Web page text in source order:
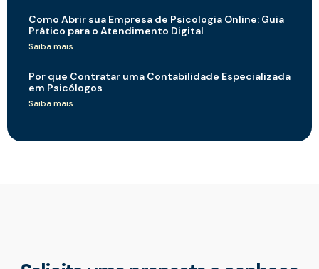
Como Abrir sua Empresa de Psicologia Online: Guia
Prático para o Atendimento Digital
Saiba mais
Por que Contratar uma Contabilidade Especializada
em Psicólogos
Saiba mais